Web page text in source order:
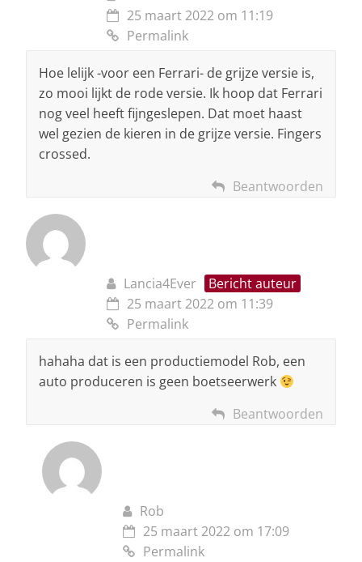
25 maart 2022 om 11:19
Permalink
Hoe lelijk -voor een Ferrari- de grijze versie is,
zo mooi lijkt de rode versie. Ik hoop dat Ferrari
nog veel heeft fijngeslepen. Dat moet haast
wel gezien de kieren in de grijze versie. Fingers
crossed.
Beantwoorden
Lancia4Ever
Bericht auteur
25 maart 2022 om 11:39
Permalink
hahaha dat is een productiemodel Rob, een
auto produceren is geen boetseerwerk
Beantwoorden
Rob
25 maart 2022 om 17:09
Permalink